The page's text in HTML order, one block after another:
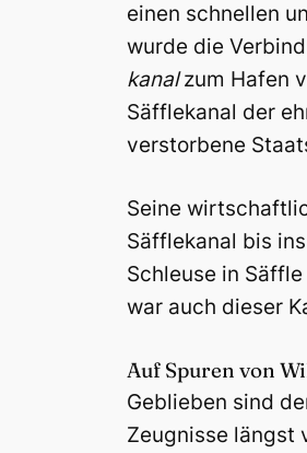
einen schnellen
wurde die
kanalzum Hafen
Säfflekanal der
verstorbene
Seine
Säfflekanal bis
Schleuse in
war auch dieser
Auf Spuren von
Geblieben sind
Zeugnisse längst